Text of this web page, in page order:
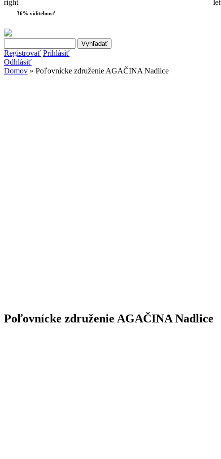
36% viditelnosť
Vyhľadávanie
Registrovať Prihlásiť
Odhlásiť
Domov » Poľovnícke združenie AGAČINA Nadlice
Poľovnícke združenie AGAČINA Nadlice